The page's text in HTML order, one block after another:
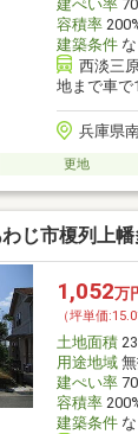
建ぺい率
容積率
建築条件な
西淡三
地まで車で
兵庫県
更地
じ市榎列上幡
1,052万
（坪単価
土地面積
用途地域無
建ぺい率
容積率
建築条件な